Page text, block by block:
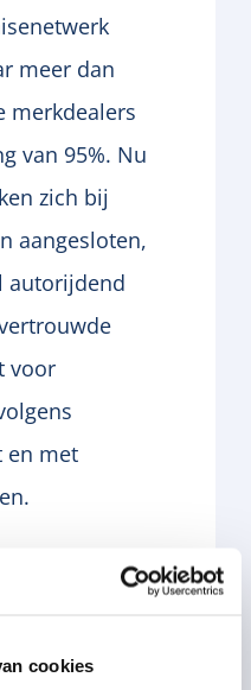
cookies
meer dan
merkdealers
van 95%. Nu
zich bij
aangesloten,
autorijdend
voor
en met